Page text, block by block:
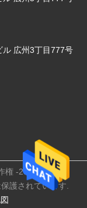
ル 広州3丁目777号
権 -2026 Wuhan
護されています.